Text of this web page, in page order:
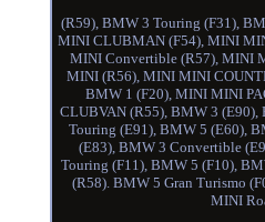
(R59), BMW 3 Touring (F31),
MINI CLUBMAN (F54), MINI
MINI Convertible (R57), MINI
MINI (R56), MINI MINI
BMW 1 (F20), MINI MINI
CLUBVAN (R55), BMW 3
Touring (E91), BMW 5 (E60),
(E83), BMW 3 Convertible
Touring (F11), BMW 5 (F10),
(R58). BMW 5 Gran Turismo
MINI